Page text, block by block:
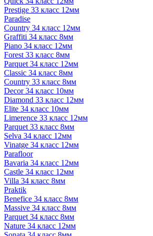
Prestige 33 класс 12мм
Paradise
Country 34 класс 12мм
Graffiti 34 класс 8мм
Piano 34 класс 12мм
Forest 33 класс 8мм
Parquet 34 класс 12мм
Classic 34 класс 8мм
Country 33 класс 8мм
Decor 34 класс 10мм
Diamond 33 класс 12мм
Elite 34 класс 10мм
Limerence 33 класс 12мм
Parquet 33 класс 8мм
Selva 34 класс 12мм
Vinatge 34 класс 12мм
Parafloor
Bavaria 34 класс 12мм
Castle 34 класс 12мм
Villa 34 класс 8мм
Praktik
Benefice 34 класс 8мм
Massive 34 класс 8мм
Parquet 34 класс 8мм
Nature 34 класс 12мм